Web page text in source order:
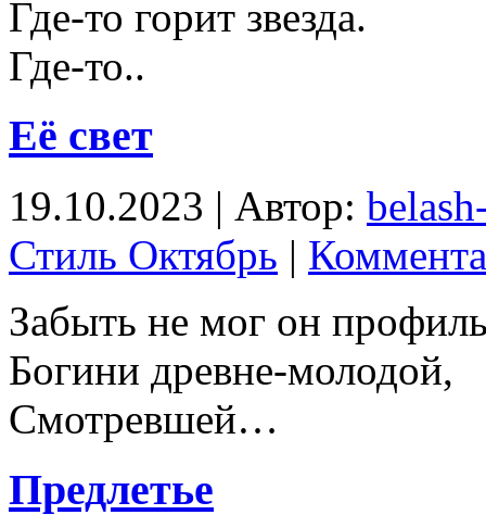
Где-то горит звезда.
Где-то..
Её свет
19.10.2023 | Автор:
Стиль Октябрь |
Забыть не мог он
Богини древне-молодой,
Смотревшей…
Предлетье